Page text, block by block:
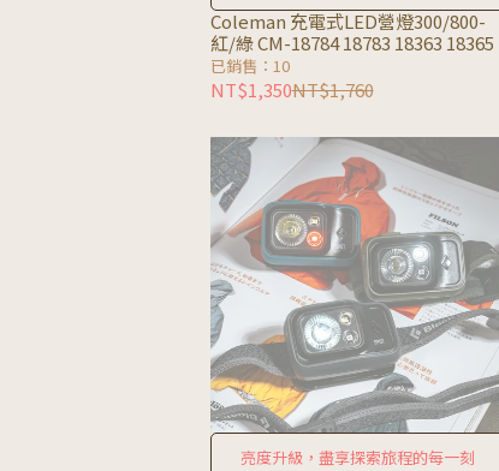
Coleman 充電式LED營燈300/800-
紅/綠 CM-18784 18783 18363 18365
已銷售：10
NT$1,350NT$1,760
亮度升級，盡享探索旅程的每一刻